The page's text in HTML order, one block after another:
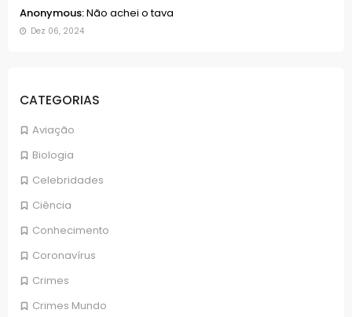
Anonymous:Não achei o tava
Dez 06, 2024
CATEGORIAS
Aviação
Biologia
Celebridades
Ciência
Conhecimento
Coronavírus
Crimes
Crimes Mundo